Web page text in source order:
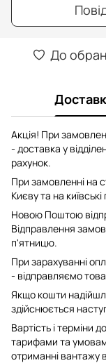
До
Акція! При
- доставка у
рахунок.
При замовленні на
Києву та на
Новою Поштою
Відправлення
п'ятницю.
При зарахуванні
- відправляємо
Якщо кошти
здійснюється
Вартість і терміни
тарифами та
отриманні вантажу